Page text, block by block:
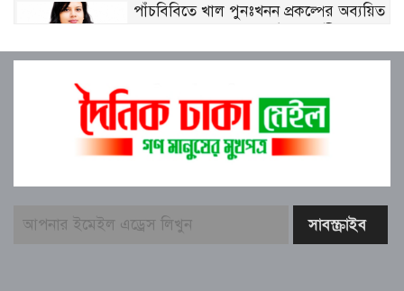
পাঁচবিবিতে খাল পুনঃখনন প্রকল্পের অব্যয়িত
কোষাগারে ফেরত দিলেন ইউএনও
পরীক্ষায় অংশ নিলেন আয়েশা, চোখের জলেই
লিখলেন উত্তরপত্র
বগুড়া মুদ্রণ শিল্প শ্রমিক ইউনিয়নের ১০ম ত্রি-
বগুড়ায় ২ হাজার পিস ট্যাপেন্টাডল
ট্যাবলেটসহ ‘মাদক সম্রাজ্ঞী’ বেহুলা ও